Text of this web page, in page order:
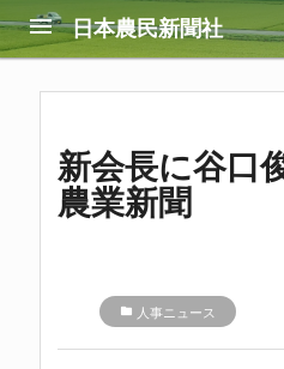
menu 日本農民新聞社
新会長に谷口
農業新聞
folder 人事ニュース